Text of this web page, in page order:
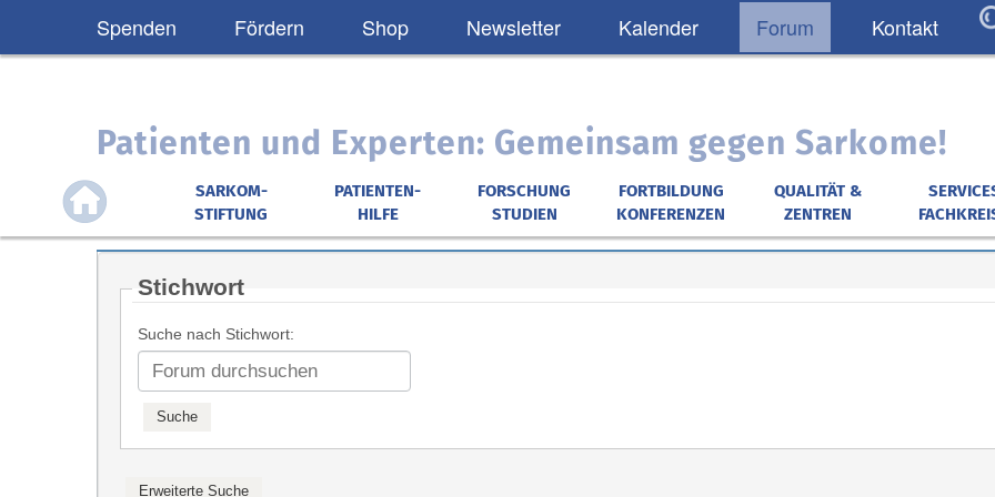
Spenden Fördern Shop Newsletter Kalender Forum Kontakt
Patienten und Experten: Gemeinsam gegen Sarkome!
SARKOM-
STIFTUNG
PATIENTEN-
HILFE
FORSCHUNG
STUDIEN
FORTBILDUNG
KONFERENZEN
QUALITÄT &
ZENTREN
Stichwort
Suche nach Stichwort: